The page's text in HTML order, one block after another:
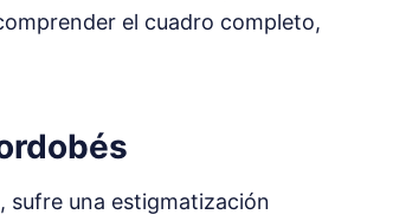
el cuadro completo,
sufre una estigmatización